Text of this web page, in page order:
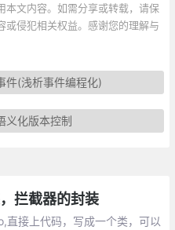
本文内容。如需分享或转载，请保
或侵犯相关权益。感谢您的理解与
件(浅析事件编程化)
义化版本控制
拦截器的封装
接上代码，写成一个类，可以